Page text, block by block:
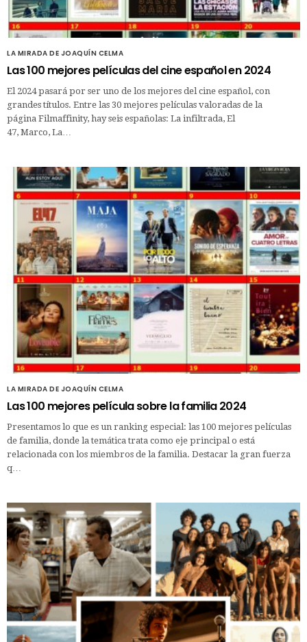
LA MIRADA DE JOAQUÍN CELMA
Las 100 mejores películas del cine español en 2024
El 2024 pasará por ser uno de los mejores del cine español, con
grandes títulos. Entre las 30 mejores películas valoradas de la
página Filmaffinity, hay seis españolas: La infiltrada, El
47, Marco, La…
LA MIRADA DE JOAQUÍN CELMA
Las 100 mejores película sobre la familia 2024
Presentamos lo que es un ranking especial: las 100 mejores películas
de familia, donde la temática trata como eje principal o está
relacionada con los miembros de la familia. Destacar la gran fuerza
q…